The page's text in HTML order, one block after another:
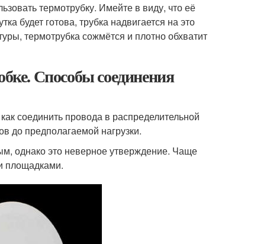
термотрубку. Имейте в виду, что её
будет готова, трубка надвигается на это
термотрубка сожмётся и плотно обхватит
Способы соединения
соединить провода в распределительной
до предполагаемой нагрузки.
однако это неверное утверждение. Чаще
площадками.